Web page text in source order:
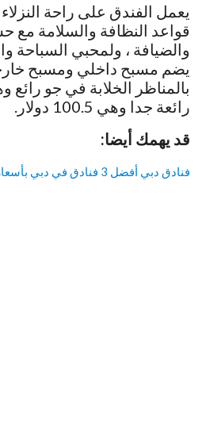
يعمل الفندق على راحة
قواعد النظافة والسلامة مع
والضيافة ، ولمحبي السباحة
يضم مسبح داخلي ومسبح
بالمناظر الخلابة في جو رائع
رائعة جدا وهي 100.5 دولار.
قد يهمك أيضا:
فنادق دبي أفضل 3 فنادق في دبي بأسعار مذهلة